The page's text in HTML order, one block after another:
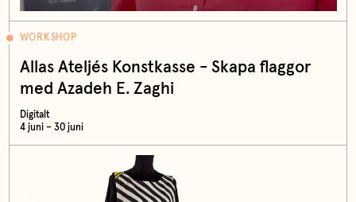
WORKSHOP
Allas Ateljés Konstkasse - Skapa flaggor
med Azadeh E. Zaghi
Digitalt
4 juni – 30 juni